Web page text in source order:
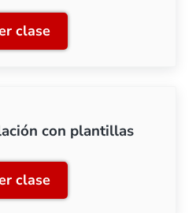
clase
Clase 3: Transferibles
con plantillas
clase
Clase 4: Rotulación con